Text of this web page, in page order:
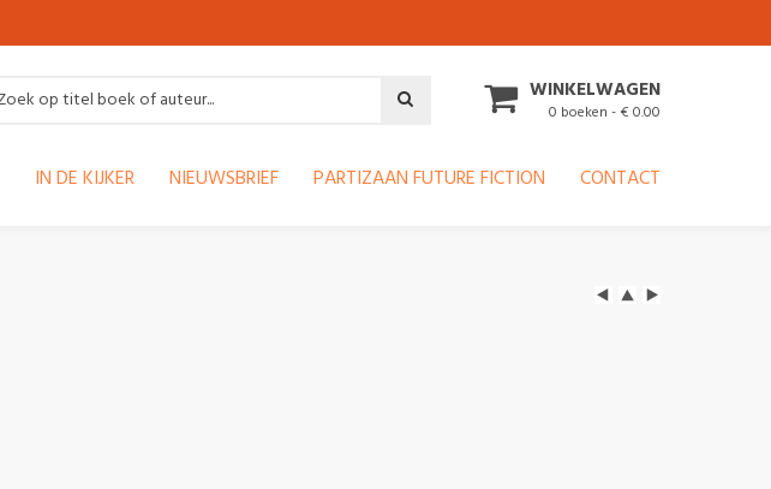
WINKELWAGEN
0 boeken - € 0.00
IN DE KIJKER NIEUWSBRIEF PARTIZAAN FUTURE FICTION CONTACT